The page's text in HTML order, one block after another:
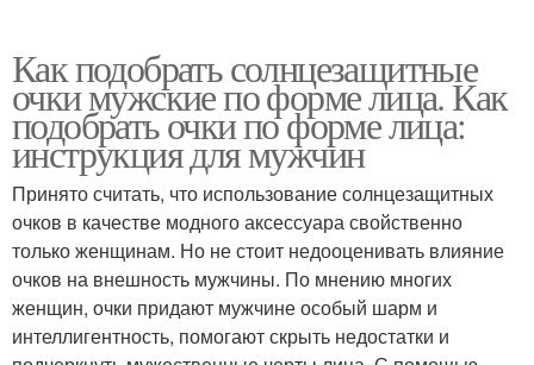
Как подобрать солнцезащитные
очки мужские по форме лица. Как
подобрать очки по форме лица:
инструкция для мужчин
Принято считать, что использование солнцезащитных
очков в качестве модного аксессуара свойственно
только женщинам. Но не стоит недооценивать влияние
очков на внешность мужчины. По мнению многих
женщин, очки придают мужчине особый шарм и
интеллигентность, помогают скрыть недостатки и